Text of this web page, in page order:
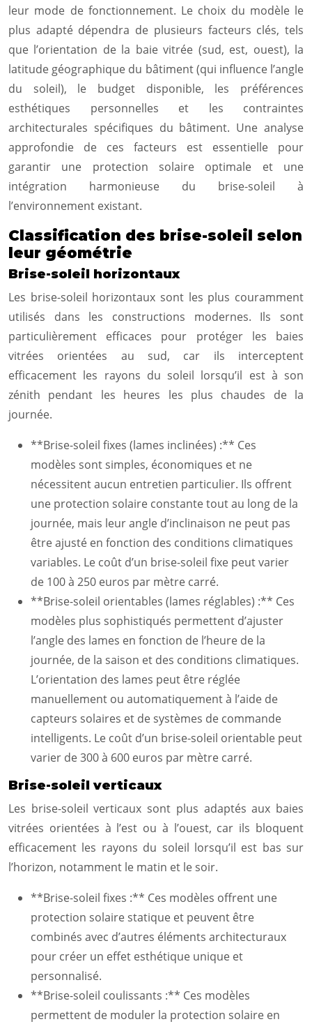
leur mode de fonctionnement. Le choix du modèle le
plus adapté dépendra de plusieurs facteurs clés, tels
que l’orientation de la baie vitrée (sud, est, ouest), la
latitude géographique du bâtiment (qui influence l’angle
du soleil), le budget disponible, les préférences
esthétiques personnelles et les contraintes
architecturales spécifiques du bâtiment. Une analyse
approfondie de ces facteurs est essentielle pour
garantir une protection solaire optimale et une
intégration harmonieuse du brise-soleil à
l’environnement existant.
Classification des brise-soleil selon
leur géométrie
Brise-soleil horizontaux
Les brise-soleil horizontaux sont les plus couramment
utilisés dans les constructions modernes. Ils sont
particulièrement efficaces pour protéger les baies
vitrées orientées au sud, car ils interceptent
efficacement les rayons du soleil lorsqu’il est à son
zénith pendant les heures les plus chaudes de la
journée.
**Brise-soleil fixes (lames inclinées) :** Ces
modèles sont simples, économiques et ne
nécessitent aucun entretien particulier. Ils offrent
une protection solaire constante tout au long de la
journée, mais leur angle d’inclinaison ne peut pas
être ajusté en fonction des conditions climatiques
variables. Le coût d’un brise-soleil fixe peut varier
de 100 à 250 euros par mètre carré.
**Brise-soleil orientables (lames réglables) :** Ces
modèles plus sophistiqués permettent d’ajuster
l’angle des lames en fonction de l’heure de la
journée, de la saison et des conditions climatiques.
L’orientation des lames peut être réglée
manuellement ou automatiquement à l’aide de
capteurs solaires et de systèmes de commande
intelligents. Le coût d’un brise-soleil orientable peut
varier de 300 à 600 euros par mètre carré.
Brise-soleil verticaux
Les brise-soleil verticaux sont plus adaptés aux baies
vitrées orientées à l’est ou à l’ouest, car ils bloquent
efficacement les rayons du soleil lorsqu’il est bas sur
l’horizon, notamment le matin et le soir.
**Brise-soleil fixes :** Ces modèles offrent une
protection solaire statique et peuvent être
combinés avec d’autres éléments architecturaux
pour créer un effet esthétique unique et
personnalisé.
**Brise-soleil coulissants :** Ces modèles
permettent de moduler la protection solaire en